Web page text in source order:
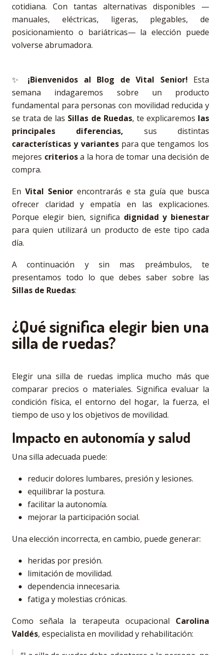
cotidiana. Con tantas alternativas disponibles —
manuales, eléctricas, ligeras, plegables, de
posicionamiento o bariátricas— la elección puede
volverse abrumadora.
✨ ¡Bienvenidos al Blog de Vital Senior! Esta
semana indagaremos sobre un producto
fundamental para personas con movilidad reducida y
se trata de las Sillas de Ruedas, te explicaremos las
principales diferencias, sus distintas
características y variantes para que tengamos los
mejores criteriosa la hora de tomar una decisión de
compra.
En Vital Senior encontrarás e sta guía que busca
ofrecer claridad y empatía en las explicaciones.
Porque elegir bien, significa dignidad y bienestar
para quien utilizará un producto de este tipo cada
día.
A continuación y sin mas preámbulos, te
presentamos todo lo que debes saber sobre las
Sillas de Ruedas:
¿Qué significa elegir bien una
silla de ruedas?
Elegir una silla de ruedas implica mucho más que
comparar precios o materiales. Significa evaluar la
condición física, el entorno del hogar, la fuerza, el
tiempo de uso y los objetivos de movilidad.
Impacto en autonomía y salud
Una silla adecuada puede:
reducir dolores lumbares, presión y lesiones.
equilibrar la postura.
facilitar la autonomía.
mejorar la participación social.
Una elección incorrecta, en cambio, puede generar:
heridas por presión.
limitación de movilidad.
dependencia innecesaria.
fatiga y molestias crónicas.
Como señala la terapeuta ocupacional Carolina
Valdés, especialista en movilidad y rehabilitación: